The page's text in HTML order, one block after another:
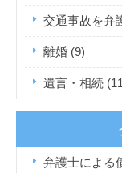
交通事故を弁
離婚 (9)
遺言・相続
弁護士による